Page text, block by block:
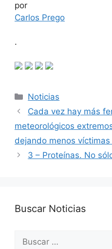
por
Carlos Prego
.
Categorías
Noticias
Cada vez hay más
meteorológicos
dejando menos víctimas
3 – Proteínas. No
Buscar Noticias